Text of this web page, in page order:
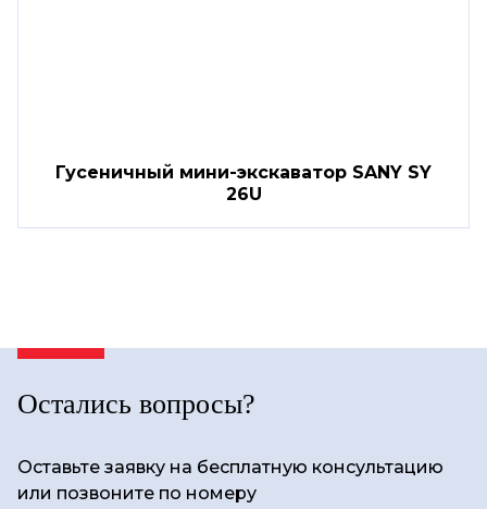
Гусеничный мини-экскаватор SANY SY
26U
Остались вопросы?
Оставьте заявку на бесплатную консультацию
или позвоните по номеру